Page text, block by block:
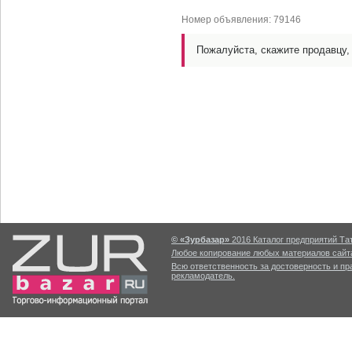
Номер объявления: 79146
Пожалуйста, скажите
© «Зурбазар» 2016 Каталог предприятий
Любое копирование любых материалов
Всю ответственность за достоверность и
рекламодатель.